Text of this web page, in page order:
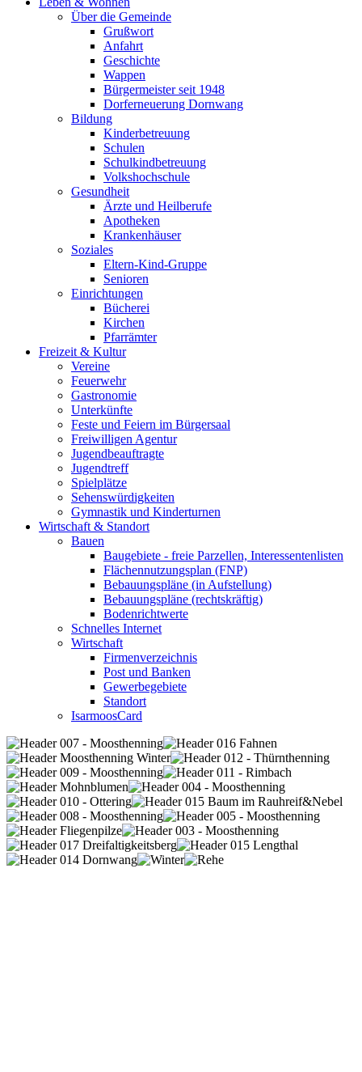
Über die Gemeinde
Grußwort
Anfahrt
Geschichte
Wappen
Bürgermeister seit 1948
Dorferneuerung Dornwang
Bildung
Kinderbetreuung
Schulen
Schulkindbetreuung
Volkshochschule
Gesundheit
Ärzte und Heilberufe
Apotheken
Krankenhäuser
Soziales
Eltern-Kind-Gruppe
Senioren
Einrichtungen
Bücherei
Kirchen
Pfarrämter
Freizeit & Kultur
Vereine
Feuerwehr
Gastronomie
Unterkünfte
Feste und Feiern im Bürgersaal
Freiwilligen Agentur
Jugendbeauftragte
Jugendtreff
Spielplätze
Sehenswürdigkeiten
Gymnastik und Kinderturnen
Wirtschaft & Standort
Bauen
Baugebiete - freie Parzellen, Interessentenlisten
Flächennutzungsplan (FNP)
Bebauungspläne (in Aufstellung)
Bebauungspläne (rechtskräftig)
Bodenrichtwerte
Schnelles Internet
Wirtschaft
Firmenverzeichnis
Post und Banken
Gewerbegebiete
Standort
IsarmoosCard